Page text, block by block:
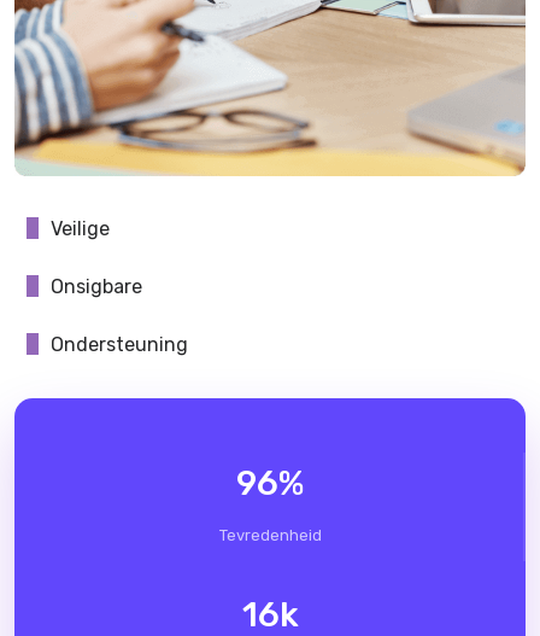
Veilige
Onsigbare
Ondersteuning
96%
Tevredenheid
16k